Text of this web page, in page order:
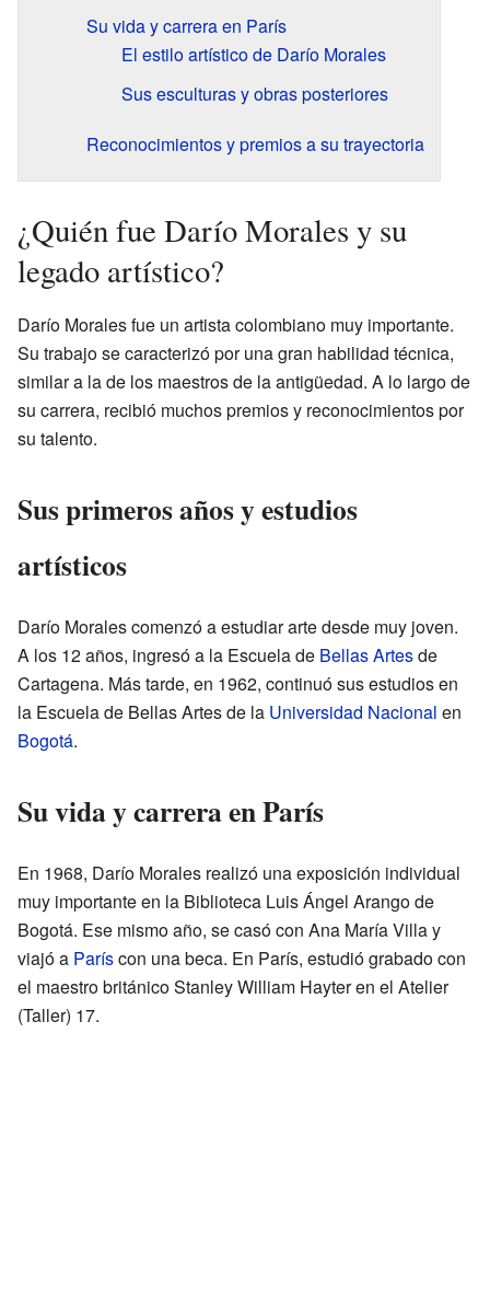
Su vida y carrera en París
El estilo artístico de Darío Morales
Sus esculturas y obras posteriores
Reconocimientos y premios a su trayectoria
¿Quién fue Darío Morales y su
legado artístico?
Darío Morales fue un artista colombiano muy importante.
Su trabajo se caracterizó por una gran habilidad técnica,
similar a la de los maestros de la antigüedad. A lo largo de
su carrera, recibió muchos premios y reconocimientos por
su talento.
Sus primeros años y estudios
artísticos
Darío Morales comenzó a estudiar arte desde muy joven.
A los 12 años, ingresó a la Escuela de Bellas Artesde
Cartagena. Más tarde, en 1962, continuó sus estudios en
la Escuela de Bellas Artes de la Universidad Nacional en
Bogotá.
Su vida y carrera en París
En 1968, Darío Morales realizó una exposición individual
muy importante en la Biblioteca Luis Ángel Arango de
Bogotá. Ese mismo año, se casó con Ana María Villa y
viajó a Paríscon una beca. En París, estudió grabado con
el maestro británico Stanley William Hayter en el Atelier
(Taller) 17.